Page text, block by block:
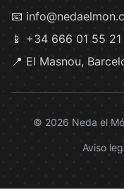
📧
📱 +34 666 01 55 21
📍 El Masnou,
© 2026 Neda el
Aviso